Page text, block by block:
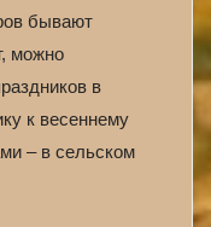
бывают
можно
в
к весеннему
– в сельском